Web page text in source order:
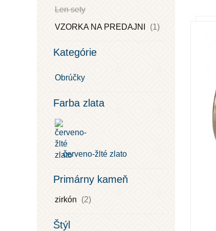
Len sety
VZORKA NA PREDAJNI
(1)
Kategórie
Obrúčky
Farba zlata
červeno-žlté zlato
Primárny kameň
zirkón (2)
Štýl